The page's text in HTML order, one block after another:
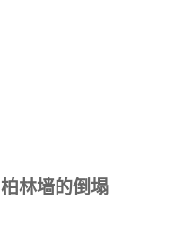
柏林墙的倒塌